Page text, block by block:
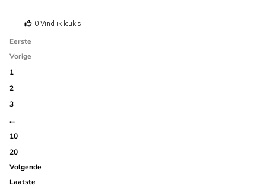
0 Vind ik leuk's
Eerste
Vorige
1
2
3
…
10
20
Volgende
Laatste